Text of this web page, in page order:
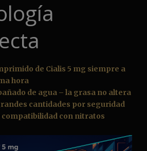
de Cialis 5 mg siempre a
hora
de agua – la grasa no altera
cantidades por seguridad
compatibilidad con nitratos